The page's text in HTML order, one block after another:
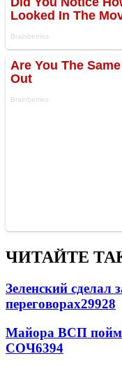
ЧИТАЙТЕ
Зеленский сделал
переговорах29928
Майора ВСП
СОЧ6394